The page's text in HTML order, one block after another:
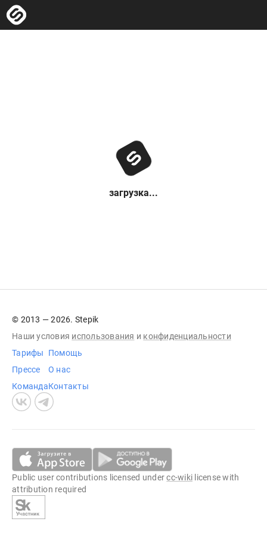
загрузка...
© 2013 — 2026. Stepik
Наши условия использования и конфиденциальности
Тарифы
Прессе
Команда
Помощь
О нас
Контакты
Public user contributions licensed undercc-wiki license with
attribution required